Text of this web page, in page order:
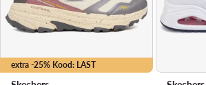
extra -25% Kood: LAST